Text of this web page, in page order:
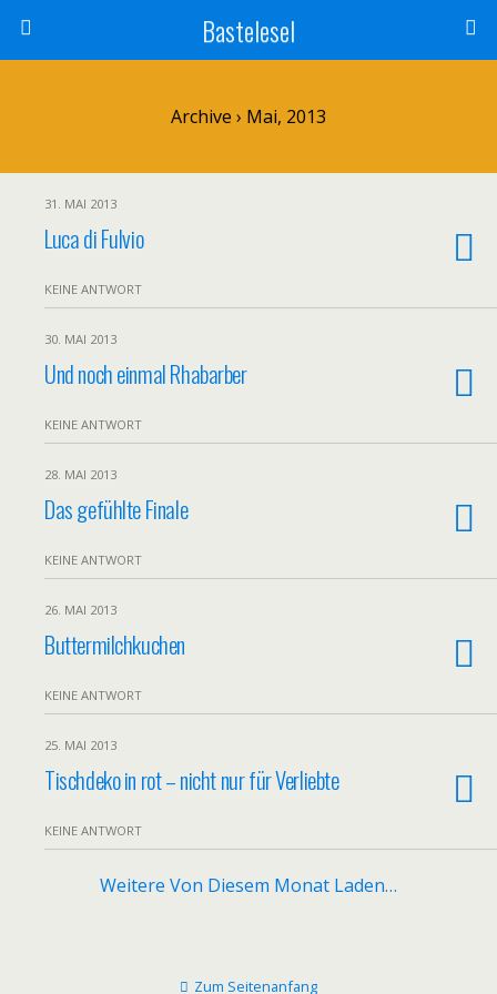
Bastelesel
Archive › Mai, 2013
31. MAI 2013
Luca di Fulvio
KEINE ANTWORT
30. MAI 2013
Und noch einmal Rhabarber
KEINE ANTWORT
28. MAI 2013
Das gefühlte Finale
KEINE ANTWORT
26. MAI 2013
Buttermilchkuchen
KEINE ANTWORT
25. MAI 2013
Tischdeko in rot – nicht nur für Verliebte
KEINE ANTWORT
Weitere Von Diesem Monat Laden…
Zum Seitenanfang